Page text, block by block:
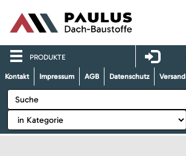
PRODUKTE
Kontakt Impressum AGB Datenschutz Versand